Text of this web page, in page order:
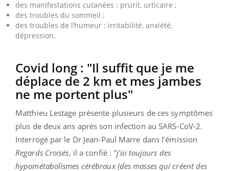
des manifestations cutanées : prurit, urticaire ;
des troubles du sommeil ;
des troubles de l’humeur : irritabilité, anxiété,
dépression.
Covid long : "Il suffit que je me
déplace de 2 km et mes jambes
ne me portent plus"
Matthieu Lestage présente plusieurs de ces symptômes
plus de deux ans après son infection au SARS-CoV-2.
Interrogé par le Dr Jean-Paul Marre dans l’émission
Regards Croisés, il a confié : "j'ai toujours des
hypométabolismes cérébraux (des masses qui créent des